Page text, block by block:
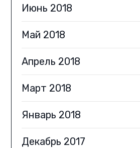
Июнь 2018
Май 2018
Апрель 2018
Март 2018
Январь 2018
Декабрь 2017